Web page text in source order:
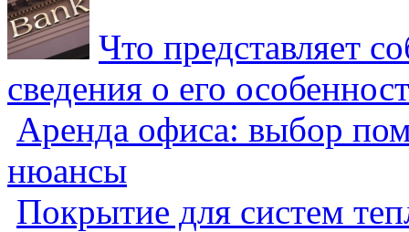
Что представляет
сведения о его
Аренда офиса: выбор
нюансы
Покрытие для систем